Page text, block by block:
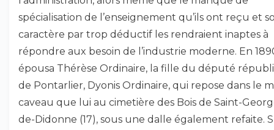
spécialisation de l’enseignement qu’ils ont reçu et
caractère par trop déductif les rendraient inaptes à
répondre aux besoin de l’industrie moderne. En
épousa Thérèse Ordinaire, la fille du député
de Pontarlier, Dyonis Ordinaire, qui repose dans le
caveau que lui au cimetière des Bois de Saint-
de-Didonne (17), sous une dalle également refaite.